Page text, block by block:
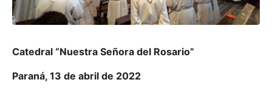
Catedral “Nuestra Señora del Rosario”
Paraná, 13 de abril de 2022